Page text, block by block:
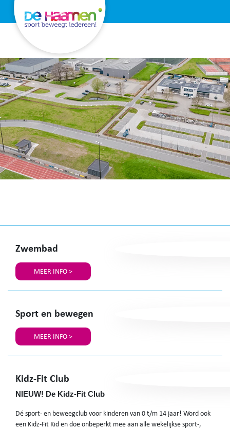
Zwembad
MEER INFO >
Sport en bewegen
MEER INFO >
Kidz-Fit Club
NIEUW! De Kidz-Fit Club
Dé sport- en beweegclub voor kinderen van 0 t/m 14 jaar! Word ook
een Kidz-Fit Kid en doe onbeperkt mee aan alle wekelijkse sport-,